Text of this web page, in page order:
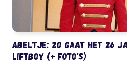
Abeltje: zo gaat het 26
liftboy (+ foto’s)